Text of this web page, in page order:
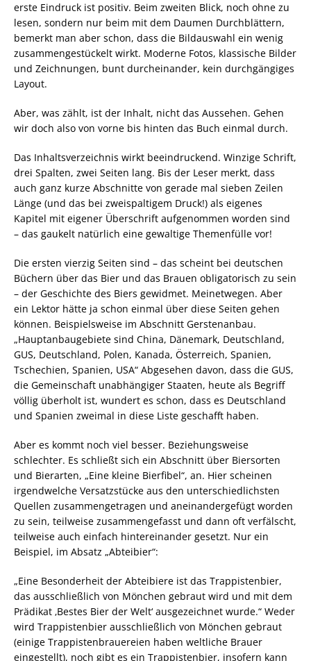
erste Eindruck ist positiv. Beim zweiten Blick, noch ohne zu
lesen, sondern nur beim mit dem Daumen Durchblättern,
bemerkt man aber schon, dass die Bildauswahl ein wenig
zusammengestückelt wirkt. Moderne Fotos, klassische Bilder
und Zeichnungen, bunt durcheinander, kein durchgängiges
Layout.
Aber, was zählt, ist der Inhalt, nicht das Aussehen. Gehen
wir doch also von vorne bis hinten das Buch einmal durch.
Das Inhaltsverzeichnis wirkt beeindruckend. Winzige Schrift,
drei Spalten, zwei Seiten lang. Bis der Leser merkt, dass
auch ganz kurze Abschnitte von gerade mal sieben Zeilen
Länge (und das bei zweispaltigem Druck!) als eigenes
Kapitel mit eigener Überschrift aufgenommen worden sind
– das gaukelt natürlich eine gewaltige Themenfülle vor!
Die ersten vierzig Seiten sind – das scheint bei deutschen
Büchern über das Bier und das Brauen obligatorisch zu sein
– der Geschichte des Biers gewidmet. Meinetwegen. Aber
ein Lektor hätte ja schon einmal über diese Seiten gehen
können. Beispielsweise im Abschnitt Gerstenanbau.
„Hauptanbaugebiete sind China, Dänemark, Deutschland,
GUS, Deutschland, Polen, Kanada, Österreich, Spanien,
Tschechien, Spanien, USA“ Abgesehen davon, dass die GUS,
die Gemeinschaft unabhängiger Staaten, heute als Begriff
völlig überholt ist, wundert es schon, dass es Deutschland
und Spanien zweimal in diese Liste geschafft haben.
Aber es kommt noch viel besser. Beziehungsweise
schlechter. Es schließt sich ein Abschnitt über Biersorten
und Bierarten, „Eine kleine Bierfibel“, an. Hier scheinen
irgendwelche Versatzstücke aus den unterschiedlichsten
Quellen zusammengetragen und aneinandergefügt worden
zu sein, teilweise zusammengefasst und dann oft verfälscht,
teilweise auch einfach hintereinander gesetzt. Nur ein
Beispiel, im Absatz „Abteibier“:
„Eine Besonderheit der Abteibiere ist das Trappistenbier,
das ausschließlich von Mönchen gebraut wird und mit dem
Prädikat ‚Bestes Bier der Welt‘ ausgezeichnet wurde.“ Weder
wird Trappistenbier ausschließlich von Mönchen gebraut
(einige Trappistenbrauereien haben weltliche Brauer
eingestellt), noch gibt es ein Trappistenbier, insofern kann